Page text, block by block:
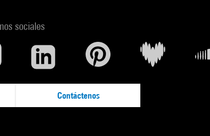
sociales
Contáctenos